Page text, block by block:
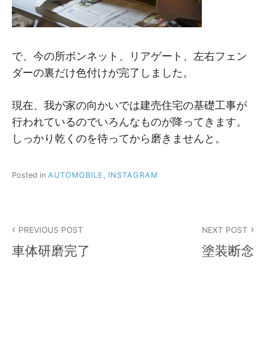
で、今の所ボンネット、リアゲート、左右フェン
ダーの裏だけ色付けが完了しました。
現在、我が家の向かいでは建売住宅の基礎工事が
行われているのでいろんなものが降ってきます。
しっかり乾くのを待ってから磨きませんと。
Posted in AUTOMOBILE INSTAGRAM
稿
PREVIOUS POST
車体研磨完了
NEXT POST
塗装断念